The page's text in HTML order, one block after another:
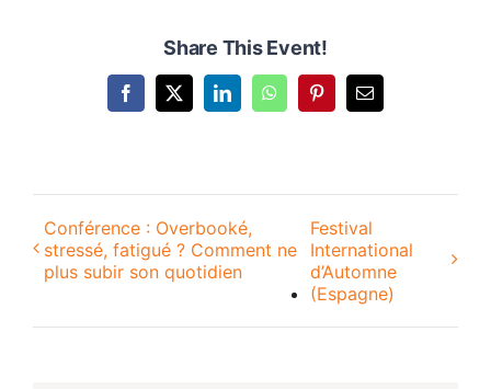
Share This Event!
Facebook
X LinkedInWhatsAppPinterestEmail
Conférence : Overbooké,
stressé, fatigué ? Comment ne
plus subir son quotidien
Festival
International
d’Automne
(Espagne)